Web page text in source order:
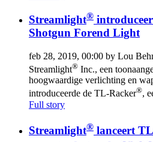
Streamlight®
Shotgun Forend Light
feb 28, 2019, 00:00 by Lou
Streamlight® Inc., een
hoogwaardige verlichting en
introduceerde de TL-Racker®,
Full story
Streamlight® lanceert